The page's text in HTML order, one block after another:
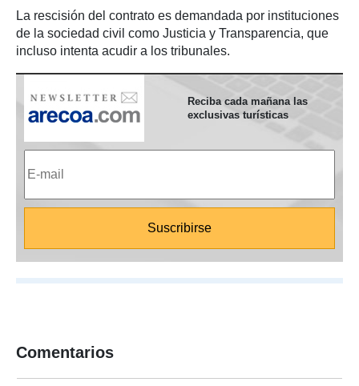
La rescisión del contrato es demandada por instituciones
de la sociedad civil como Justicia y Transparencia, que
incluso intenta acudir a los tribunales.
Reciba cada mañana las
exclusivas turísticas
Comentarios